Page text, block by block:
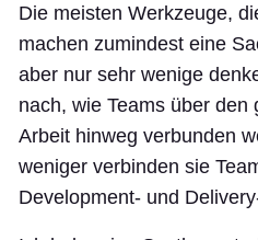
Die meisten Werkzeuge,
machen zumindest eine
aber nur sehr wenige
nach, wie Teams über den
Arbeit hinweg verbunden
weniger verbinden sie
Development- und